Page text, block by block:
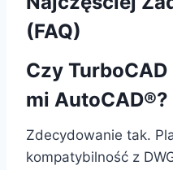
(FAQ)
Czy
mi AutoCAD®?
Zdecydowanie tak.
kompatybilność z